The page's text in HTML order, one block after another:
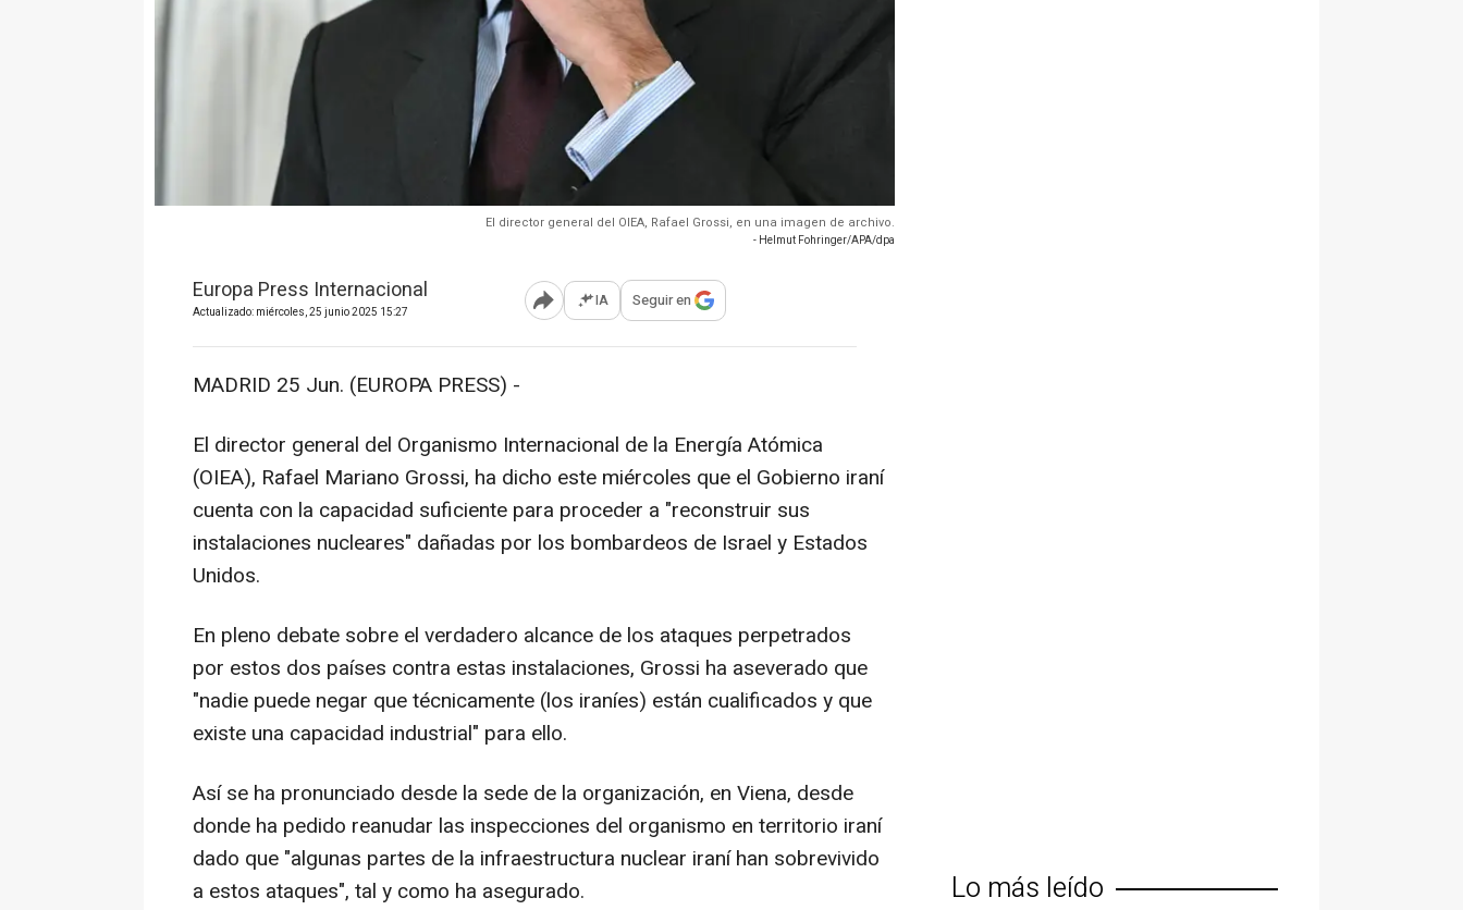
El director general del OIEA, Rafael Grossi, en una imagen de archivo.
- Helmut Fohringer/APA/dpa
Europa Press Internacional
Actualizado: miércoles, 25 junio 2025 15:27 Abrir opciones para compartir
IA Seguir en
MADRID 25 Jun. (EUROPA PRESS) -
El director general del Organismo Internacional de la Energía Atómica
(OIEA), Rafael Mariano Grossi, ha dicho este miércoles que el Gobierno iraní
cuenta con la capacidad suficiente para proceder a "reconstruir sus
instalaciones nucleares" dañadas por los bombardeos de Israel y Estados
Unidos.
En pleno debate sobre el verdadero alcance de los ataques perpetrados
por estos dos países contra estas instalaciones, Grossi ha aseverado que
"nadie puede negar que técnicamente (los iraníes) están cualificados y que
existe una capacidad industrial" para ello.
Así se ha pronunciado desde la sede de la organización, en Viena, desde
donde ha pedido reanudar las inspecciones del organismo en territorio iraní
dado que "algunas partes de la infraestructura nuclear iraní han sobrevivido
a estos ataques", tal y como ha asegurado.
Lo más leído